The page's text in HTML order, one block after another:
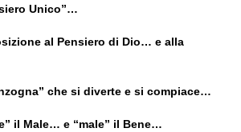
Unico”…
al Pensiero di Dio… e alla
che si diverte e si compiace…
il Male… e “male” il Bene…